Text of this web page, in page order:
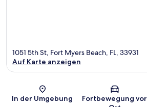
Karte
1051 5th St, Fort Myers Beach, FL, 33931
Auf Karte anzeigen
In der Umgebung
Fortbewegung vor